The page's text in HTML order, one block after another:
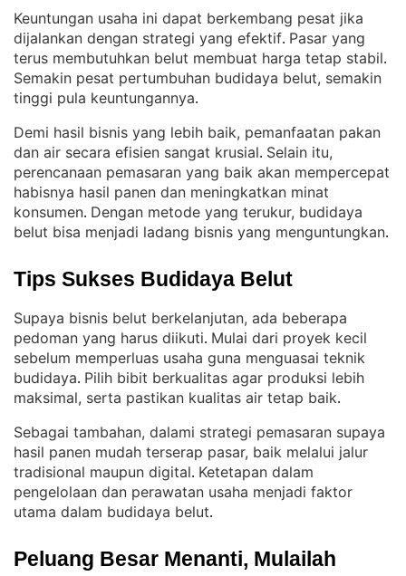
Keuntungan usaha ini dapat berkembang pesat jika
dijalankan dengan strategi yang efektif. Pasar yang
terus membutuhkan belut membuat harga tetap stabil
Semakin pesat pertumbuhan budidaya belut, semakin
tinggi pula keuntungannya.
Demi hasil bisnis yang lebih baik, pemanfaatan pakan
dan air secara efisien sangat krusial. Selain itu,
perencanaan pemasaran yang baik akan mempercepat
habisnya hasil panen dan meningkatkan minat
konsumen. Dengan metode yang terukur, budidaya
belut bisa menjadi ladang bisnis yang menguntungkan.
Tips Sukses Budidaya Belut
Supaya bisnis belut berkelanjutan, ada beberapa
pedoman yang harus diikuti. Mulai dari proyek kecil
sebelum memperluas usaha guna menguasai teknik
budidaya. Pilih bibit berkualitas agar produksi lebih
maksimal, serta pastikan kualitas air tetap baik.
Sebagai tambahan, dalami strategi pemasaran supaya
hasil panen mudah terserap pasar, baik melalui jalur
tradisional maupun digital. Ketetapan dalam
pengelolaan dan perawatan usaha menjadi faktor
utama dalam budidaya belut.
Peluang Besar Menanti, Mulailah